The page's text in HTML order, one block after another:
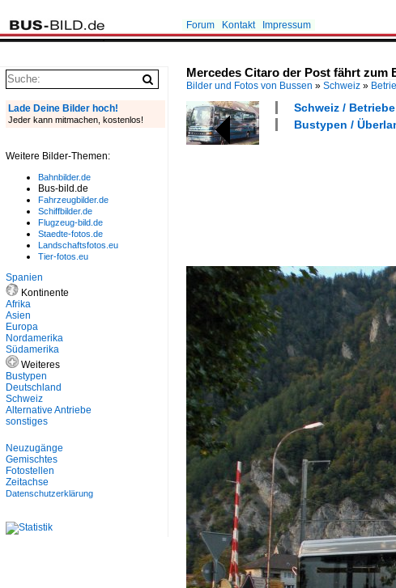
Forum Kontakt Impressum
Mercedes Citaro der Post fährt zum
Bilder und Fotos von Bussen » Schweiz »
Schweiz /
Bustypen /
Lade Deine Bilder hoch!
Jeder kann mitmachen, kostenlos!
Weitere Bilder-Themen:
Bahnbilder.de
Bus-bild.de
Fahrzeugbilder.de
Schiffbilder.de
Flugzeug-bild.de
Staedte-fotos.de
Landschaftsfotos.eu
Tier-fotos.eu
Spanien
Kontinente
Afrika
Asien
Europa
Nordamerika
Südamerika
Weiteres
Bustypen
Deutschland
Schweiz
Alternative Antriebe
sonstiges
Neuzugänge
Gemischtes
Fotostellen
Zeitachse
Datenschutzerklärung